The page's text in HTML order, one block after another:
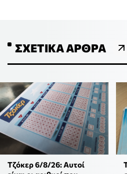
ΣΧΕΤΙΚΆ ΆΡΘΡΑ
Τζόκερ 6/8/26: Αυτοί